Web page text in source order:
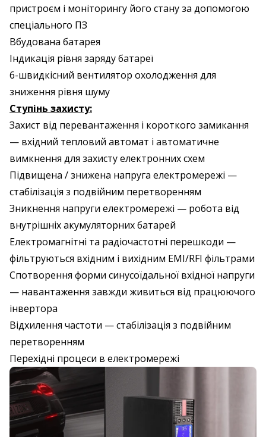
пристроєм і моніторингу його стану за допомогою
спеціального ПЗ
Вбудована батарея
Індикація рівня заряду батареї
6-швидкісний вентилятор охолодження для
зниження рівня шуму
Ступінь захисту:
Захист від перевантаження і короткого замикання
— вхідний тепловий автомат і автоматичне
вимкнення для захисту електронних схем
Підвищена / знижена напруга електромережі —
стабілізація з подвійним перетворенням
Зникнення напруги електромережі — робота від
внутрішніх акумуляторних батарей
Електромагнітні та радіочастотні перешкоди —
фільтруються вхідним і вихідним EMI/RFI фільтрами
Спотворення форми синусоїдальної вхідної напруги
— навантаження завжди живиться від працюючого
інвертора
Відхилення частоти — стабілізація з подвійним
перетворенням
Перехідні процеси в електромережі